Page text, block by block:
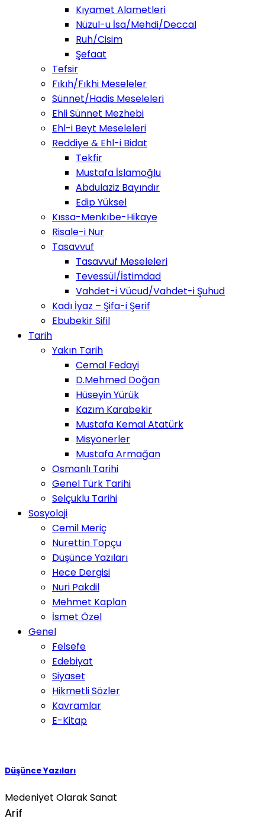
Kıyamet Alametleri
Nüzul-u İsa/Mehdi/Deccal
Ruh/Cisim
Şefaat
Tefsir
Fıkıh/Fıkhi Meseleler
Sünnet/Hadis Meseleleri
Ehli Sünnet Mezhebi
Ehl-i Beyt Meseleleri
Reddiye & Ehl-i Bidat
Tekfir
Mustafa İslamoğlu
Abdulaziz Bayındır
Edip Yüksel
Kıssa-Menkıbe-Hikaye
Risale-i Nur
Tasavvuf
Tasavvuf Meseleleri
Tevessül/İstimdad
Vahdet-i Vücud/Vahdet-i Şuhud
Kadı İyaz – Şifa-i Şerif
Ebubekir Sifil
Tarih
Yakın Tarih
Cemal Fedayi
D.Mehmed Doğan
Hüseyin Yürük
Kazım Karabekir
Mustafa Kemal Atatürk
Misyonerler
Mustafa Armağan
Osmanlı Tarihi
Genel Türk Tarihi
Selçuklu Tarihi
Sosyoloji
Cemil Meriç
Nurettin Topçu
Düşünce Yazıları
Hece Dergisi
Nuri Pakdil
Mehmet Kaplan
İsmet Özel
Genel
Felsefe
Edebiyat
Siyaset
Hikmetli Sözler
Kavramlar
E-Kitap
Düşünce Yazıları
Medeniyet Olarak Sanat
Arif